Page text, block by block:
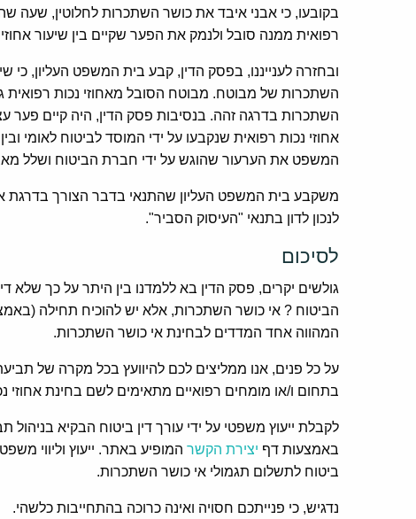
בקובעו, כי אבני איבד את כושר השתכרות לחלוטין, שעה
רפואית ממנה סובל ולנמק את הפער שקיים בין שיעור
ובחזרה לענייננו, בפסק הדין, קבע בית המשפט העליון, כי
השתכרות של מבוטח. מבוטח הסובל מאחוזי נכות רפואית
השתכרות בדרגה זהה. בנסיבות פסק הדין, היה קיים פער
אחוזי נכות רפואית שנקבעו על ידי המוסד לביטוח לאומי
המשפט את הערעור שהוגש על ידי חברת הביטוח ושלל
לנכון לדון בתנאי "העיסוק הסביר".
לסיכום
גולשים יקרים, פסק הדין בא ללמדנו בין היתר על כך
הביטוח ? אי כושר השתכרות, אלא יש להוכיח תחילה
המהווה אחד המדדים לבחינת אי כושר השתכרות.
על כל פנים, אנו ממליצים לכם להיוועץ בכל מקרה של
בתחום ו/או מומחים רפואיים מתאימים לשם בחינת אחוזי
לקבלת ייעוץ משפטי על ידי עורך דין ביטוח הבקיא
באמצעות דף יצירת הקשר המופיע באתר. ייעוץ וליווי
ביטוח לתשלום תגמולי אי כושר השתכרות.
נדגיש, כי פנייתכם חסויה ואינה כרוכה בהתחייבות כלשהי.